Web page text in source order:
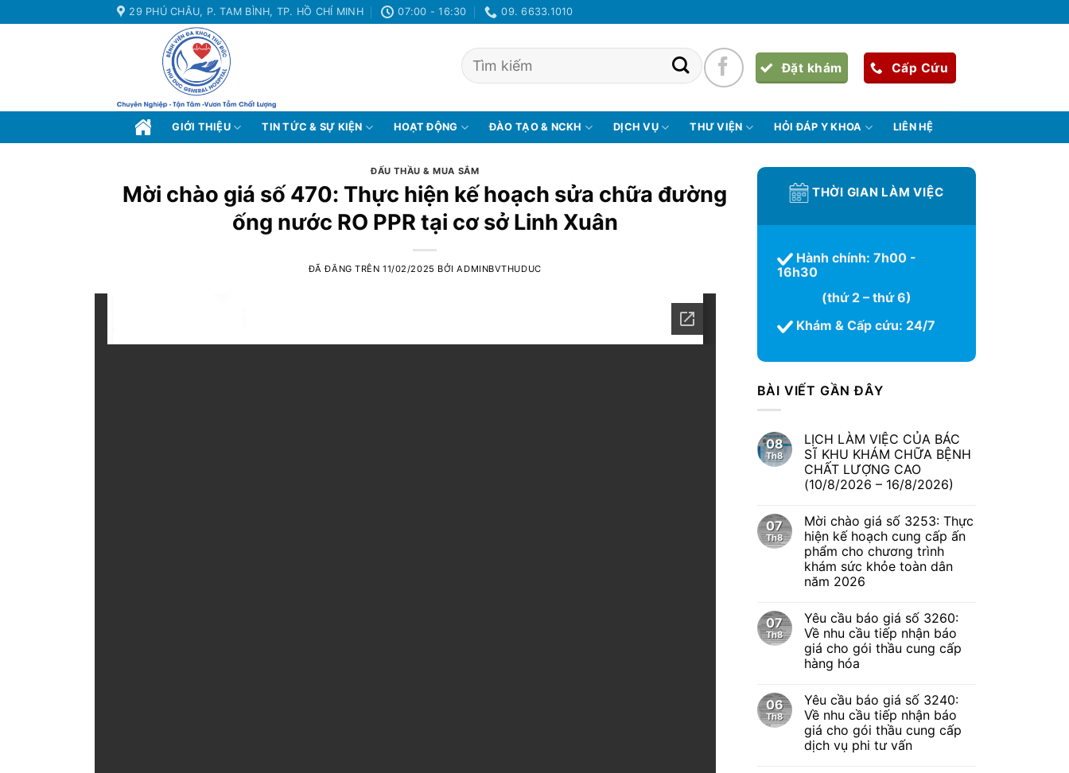
đến
29 PHÚ CHÂU, P. TAM BÌNH, TP. HỒ CHÍ MINH 07:00 - 16:30 09. 6633.1010
Đặt khám Cấp Cứu
GIỚI THIỆU TIN TỨC & SỰ KIỆN HOẠT ĐỘNG ĐÀO TẠO & NCKH DỊCH VỤ THƯ VIỆN HỎI ĐÁP Y KHOA LIÊN HỆ
ĐẤU THẦU & MUA SẮM
Mời chào giá số 470: Thực hiện kế hoạch sửa chữa đường
ống nước RO PPR tại cơ sở Linh Xuân
ĐÃ ĐĂNG TRÊN11/02/2025 BỞIADMINBVTHUDUC
THỜI GIAN LÀM VIỆC
Hành chính: 7h00 -
16h30
(thứ 2 – thứ 6)
Khám & Cấp cứu: 24/7
BÀI VIẾT GẦN ĐÂY
08
Th8
LỊCH LÀM VIỆC CỦA BÁC
SĨ KHU KHÁM CHỮA BỆNH
CHẤT LƯỢNG CAO
(10/8/2026 – 16/8/2026)
07
Th8
Mời chào giá số 3253: Thực
hiện kế hoạch cung cấp ấn
phẩm cho chương trình
khám sức khỏe toàn dân
năm 2026
07
Th8
Yêu cầu báo giá số 3260:
Về nhu cầu tiếp nhận báo
giá cho gói thầu cung cấp
hàng hóa
06
Th8
Yêu cầu báo giá số 3240:
Về nhu cầu tiếp nhận báo
giá cho gói thầu cung cấp
dịch vụ phi tư vấn